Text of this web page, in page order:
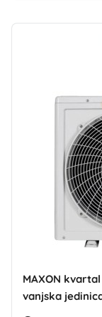
MAXON
vanjska